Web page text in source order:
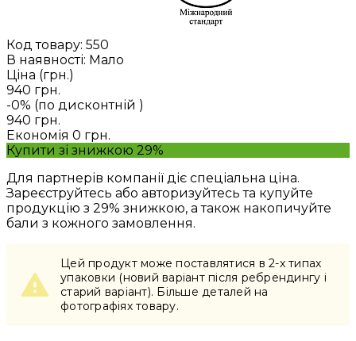
Код товару: 550
В наявності: Мало
Ціна (грн.)
940 грн.
-0% (по дисконтній )
940 грн.
Економія 0 грн.
Купити зі знижкою 29%
Для партнерів компанії діє спеціальна ціна.
Зареєструйтесь або авторизуйтесь та купуйте
продукцію з 29% знижкою, а також накопичуйте
бали з кожного замовлення.
Цей продукт може поставлятися в 2-x типах
упаковки (новий варіант після ребрендингу і
старий варіант). Більше деталей на
фотографіях товару.